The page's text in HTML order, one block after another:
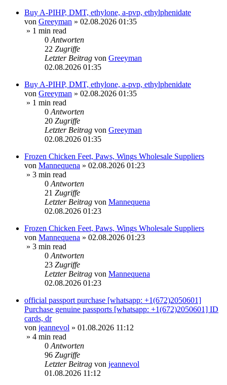
Buy A-PIHP, DMT, ethylone, a-pvp, ethylphenidate
von Greeyman » 02.08.2026 01:35
» 1 min read
0 Antworten
22 Zugriffe
Letzter Beitrag von Greeyman
02.08.2026 01:35
Buy A-PIHP, DMT, ethylone, a-pvp, ethylphenidate
von Greeyman » 02.08.2026 01:35
» 1 min read
0 Antworten
20 Zugriffe
Letzter Beitrag von Greeyman
02.08.2026 01:35
Frozen Chicken Feet, Paws, Wings Wholesale Suppliers
von Mannequena » 02.08.2026 01:23
» 3 min read
0 Antworten
21 Zugriffe
Letzter Beitrag von Mannequena
02.08.2026 01:23
Frozen Chicken Feet, Paws, Wings Wholesale Suppliers
von Mannequena » 02.08.2026 01:23
» 3 min read
0 Antworten
23 Zugriffe
Letzter Beitrag von Mannequena
02.08.2026 01:23
official passport purchase [whatsapp: +1(672)2050601]
Purchase genuine passports [whatsapp: +1(672)2050601] ID
cards, dr
von jeannevol » 01.08.2026 11:12
» 4 min read
0 Antworten
96 Zugriffe
Letzter Beitrag von jeannevol
01.08.2026 11:12